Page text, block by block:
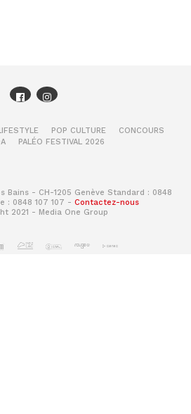
POP CULTURE
CONCOURS
PALÉO FESTIVAL 2026
Bains - CH-1205 Genève Standard : 0848
: 0848 107 107 - Contactez-nous
2021 - Media One Group